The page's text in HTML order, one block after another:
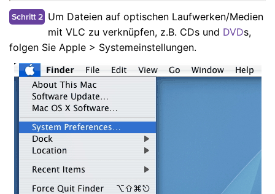
Schritt 2 Um Dateien auf optischen Laufwerken/Medien
mit VLC zu verknüpfen, z.B. CDs und DVDs,
folgen Sie Apple > Systemeinstellungen.